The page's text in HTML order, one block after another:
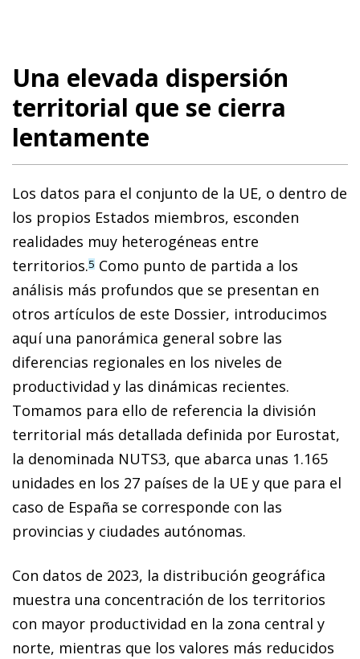
Una elevada dispersión
territorial que se cierra
lentamente
Los datos para el conjunto de la UE, o dentro de
los propios Estados miembros, esconden
realidades muy heterogéneas entre
territorios.5 Como punto de partida a los
análisis más profundos que se presentan en
otros artículos de este Dossier, introducimos
aquí una panorámica general sobre las
diferencias regionales en los niveles de
productividad y las dinámicas recientes.
Tomamos para ello de referencia la división
territorial más detallada definida por Eurostat,
la denominada NUTS3, que abarca unas 1.165
unidades en los 27 países de la UE y que para el
caso de España se corresponde con las
provincias y ciudades autónomas.
Con datos de 2023, la distribución geográfica
muestra una concentración de los territorios
con mayor productividad en la zona central y
norte, mientras que los valores más reducidos